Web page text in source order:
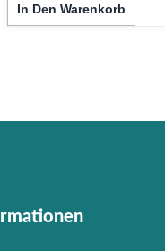
In Den Warenkorb